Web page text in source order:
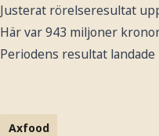
Justerat rörelseresultat
Här var 943 miljoner
Periodens resultat
Axfood